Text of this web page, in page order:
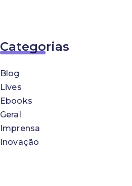
Categorias
Blog
Lives
Ebooks
Geral
Imprensa
Inovação